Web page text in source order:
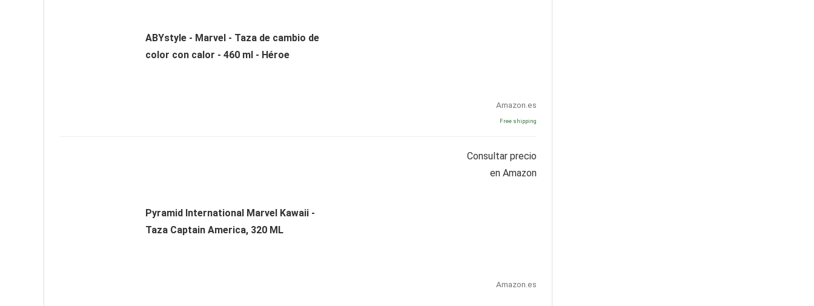
ABYstyle - Marvel - Taza de cambio de
color con calor - 460 ml - Héroe
Amazon.es
Free shipping
Pyramid International Marvel Kawaii -
Taza Captain America, 320 ML
Consultar precio
en Amazon
Amazon.es